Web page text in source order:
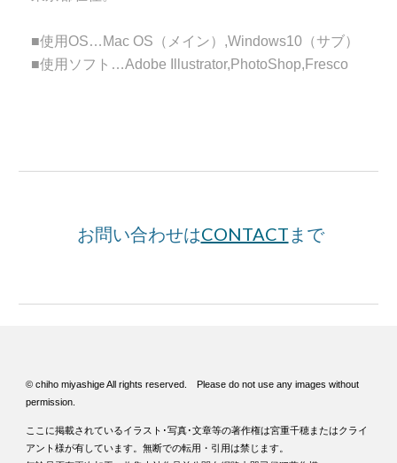
■使用OS…Mac OS（メイン）,Windows10（サブ）
■使用ソフト…Adobe Illustrator,PhotoShop,Fresco
お問い合わせはCONTACT まで
© chiho miyashige All rights reserved. Please do not use any images without
permission.
ここに掲載されているイラスト･写真･文章等の著作権は宮重千穂またはクライ
アント様が有しています。無断での転用・引用は禁じます。